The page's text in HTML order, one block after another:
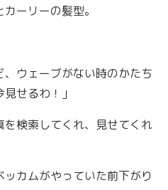
ーリーの髪型。
、ウェーブがない時のかたち
せるわ！」
検索してくれ、見せてくれ
カムがやっていた前下がり